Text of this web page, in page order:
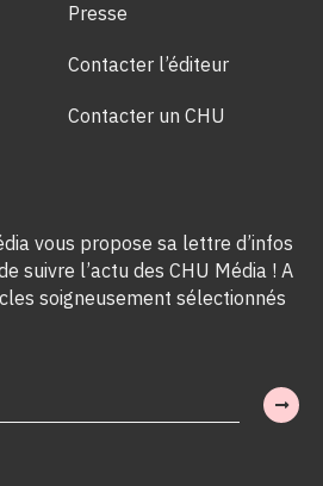
Presse
Contacter l’éditeur
Contacter un CHU
vous propose sa lettre d’infos
suivre l’actu des CHU Média ! A
soigneusement sélectionnés